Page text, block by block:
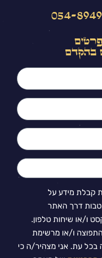
בהקדם
קבלת מידע על
דרך האתר
ו/או שיחות טלפון.
ו/או מרשימת
בכל עת. אני מצהיר/ה כי